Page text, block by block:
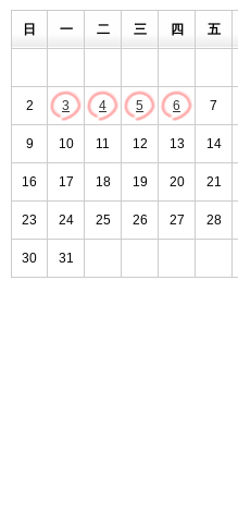
日 一 二 三 四 五
2 3 4 5 6 7
9 10 11 12 13 14
16 17 18 19 20 21
23 24 25 26 27 28
30 31